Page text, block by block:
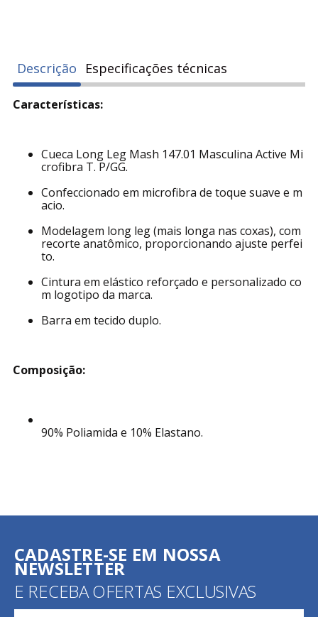
Descrição Especificações técnicas
Características:
Cueca Long Leg Mash 147.01 Masculina Active Mi
crofibra T. P/GG.
Confeccionado em microfibra de toque suave e m
acio.
Modelagem long leg (mais longa nas coxas), com
recorte anatômico, proporcionando ajuste perfei
to.
Cintura em elástico reforçado e personalizado co
m logotipo da marca.
Barra em tecido duplo.
Composição:
90% Poliamida e 10% Elastano.
CADASTRE-SE EM NOSSA
NEWSLETTER
E RECEBA OFERTAS EXCLUSIVAS